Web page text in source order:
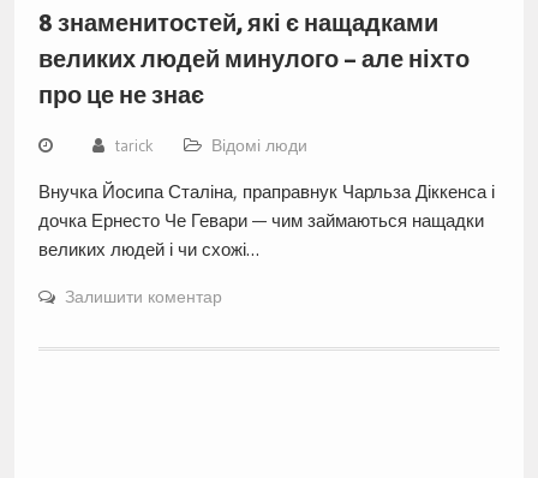
8 знаменитостей, які є нащадками
великих людей минулого – але ніхто
про це не знає
tarick Відомі люди
Внучка Йосипа Сталіна, праправнук Чарльза Діккенса і
дочка Ернесто Че Гевари — чим займаються нащадки
великих людей і чи схожі…
Залишити коментар